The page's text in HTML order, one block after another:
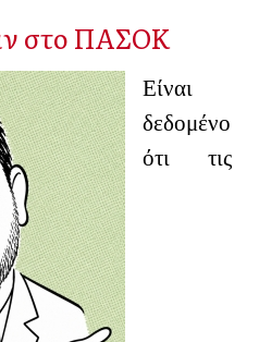
στο ΠΑΣΟΚ
Είναι
δεδομένο
ότι τις